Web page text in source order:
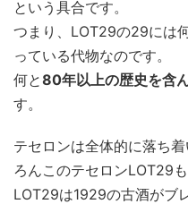
という具合です。
つまり、LOT29の29には
っている代物なのです。
何と80年以上の歴史を含
す。
テセロンは全体的に落ち
ろんこのテセロンLOT29
LOT29は1929の古酒がブ